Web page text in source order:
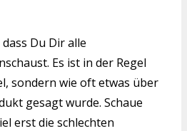
Du Dir alle
Es ist in der Regel
sondern wie oft etwas über
gesagt wurde. Schaue
erst die schlechten